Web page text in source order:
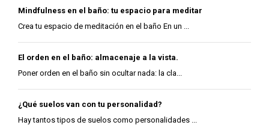
Mindfulness en el baño: tu espacio para meditar
Crea tu espacio de meditación en el baño En un ...
El orden en el baño: almacenaje a la vista.
Poner orden en el baño sin ocultar nada: la cla...
¿Qué suelos van con tu personalidad?
Hay tantos tipos de suelos como personalidades ...